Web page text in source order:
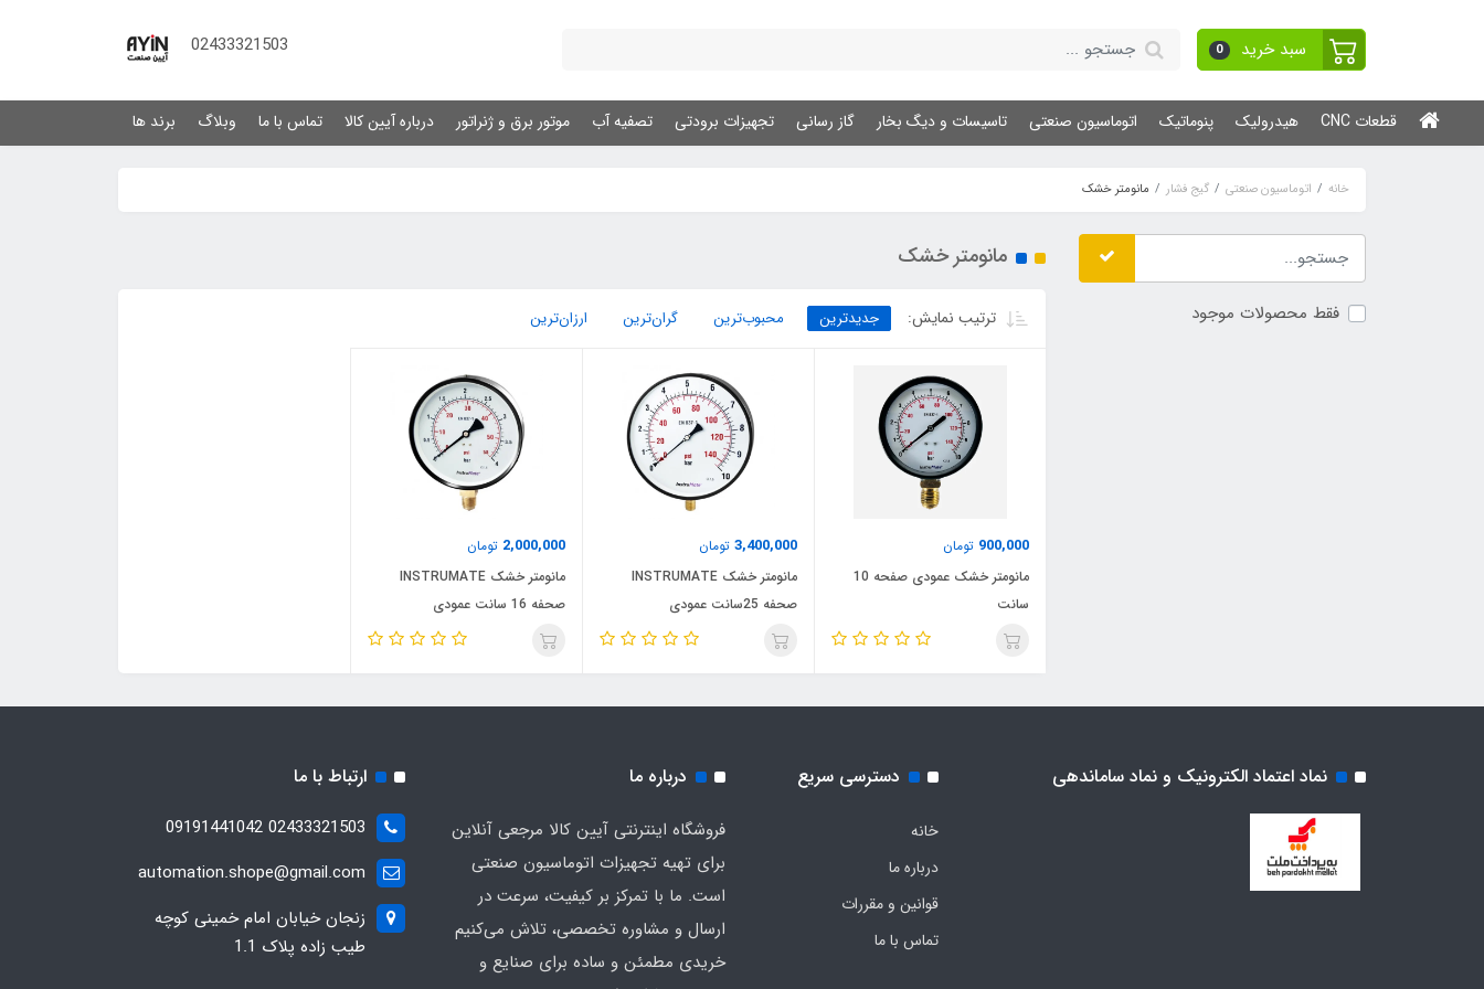
سبد خرید 0
02433321503
قطعات CNC هیدرولیک پنوماتیک اتوماسیون صنعتی تاسیسات و دیگ بخار گاز رسانی تجهیزات برودتی تصفیه آب موتور برق و ژنراتور درباره آیین کالا تماس با ما وبلاگ برند ها
خانه اتوماسیون صنعتی گیج فشار مانومتر خشک
فقط محصولات موجود
مانومتر خشک
ترتیب نمایش: جدیدترین محبوب‌ترین گران‌ترین ارزان‌ترین
900,000 تومان
مانومتر خشک عمودی صفحه 10
سانت
3,400,000 تومان
مانومتر خشک INSTRUMATE
صحفه 25سانت عمودی
2,000,000 تومان
مانومتر خشک INSTRUMATE
صحفه 16 سانت عمودی
نماد اعتماد الکترونیک و نماد ساماندهی دسترسی سریع
خانه
درباره ما
قوانین و مقررات
تماس با ما
درباره ما
فروشگاه اینترنتی آیین کالا مرجعی آنلاین
برای تهیه تجهیزات اتوماسیون صنعتی
است. ما با تمرکز بر کیفیت، سرعت در
ارسال و مشاوره تخصصی، تلاش می‌کنیم
خریدی مطمئن و ساده برای صنایع و
ارتباط با ما
02433321503 09191441042
automation.shope@gmail.com
زنجان خیابان امام خمینی کوچه
طیب زاده پلاک 1.1